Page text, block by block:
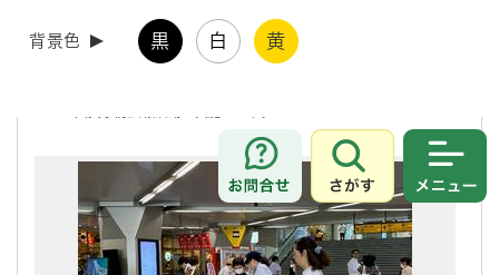
背景色 黒 白 黄
お問合せ
さがす
消防庁による「住宅防火・防災キャンペーン」の実施に伴い、本市にお
いても、火災からの高齢者の被害軽減を図るため、敬老の日を含む1週